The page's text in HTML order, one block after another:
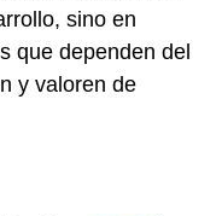
sino en
que dependen del
y valoren de